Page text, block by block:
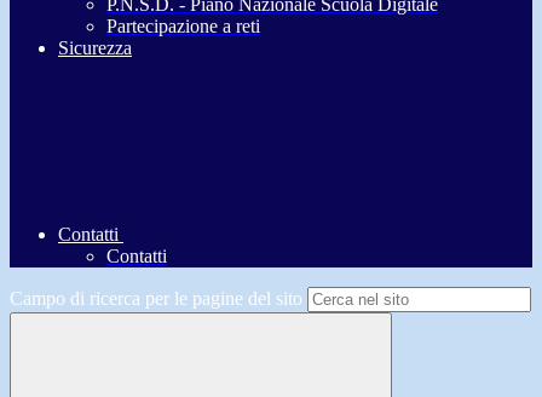
P.N.S.D. - Piano Nazionale Scuola Digitale
Partecipazione a reti
Sicurezza
Contatti
Contatti
Campo di ricerca per le pagine del sito